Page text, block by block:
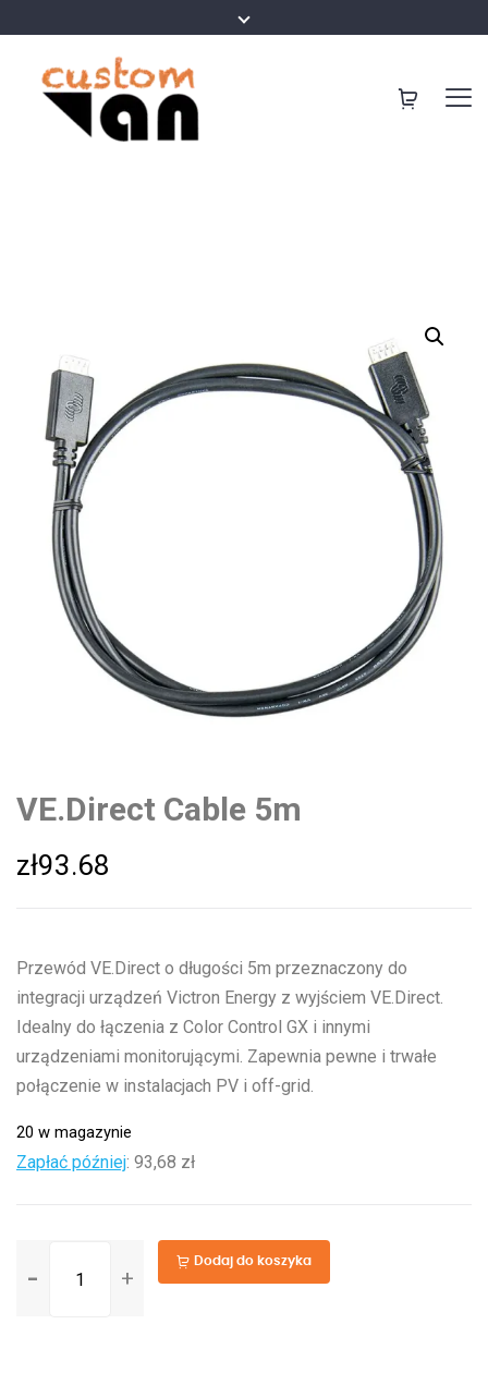
VE.Direct Cable 5m
zł93.68
Przewód VE.Direct o długości 5m przeznaczony do
integracji urządzeń Victron Energy z wyjściem VE.Direct.
Idealny do łączenia z Color Control GX i innymi
urządzeniami monitorującymi. Zapewnia pewne i trwałe
połączenie w instalacjach PV i off-grid.
20 w magazynie
Zapłać później: 93,68 zł
VE.Direct
Dodaj do koszyka